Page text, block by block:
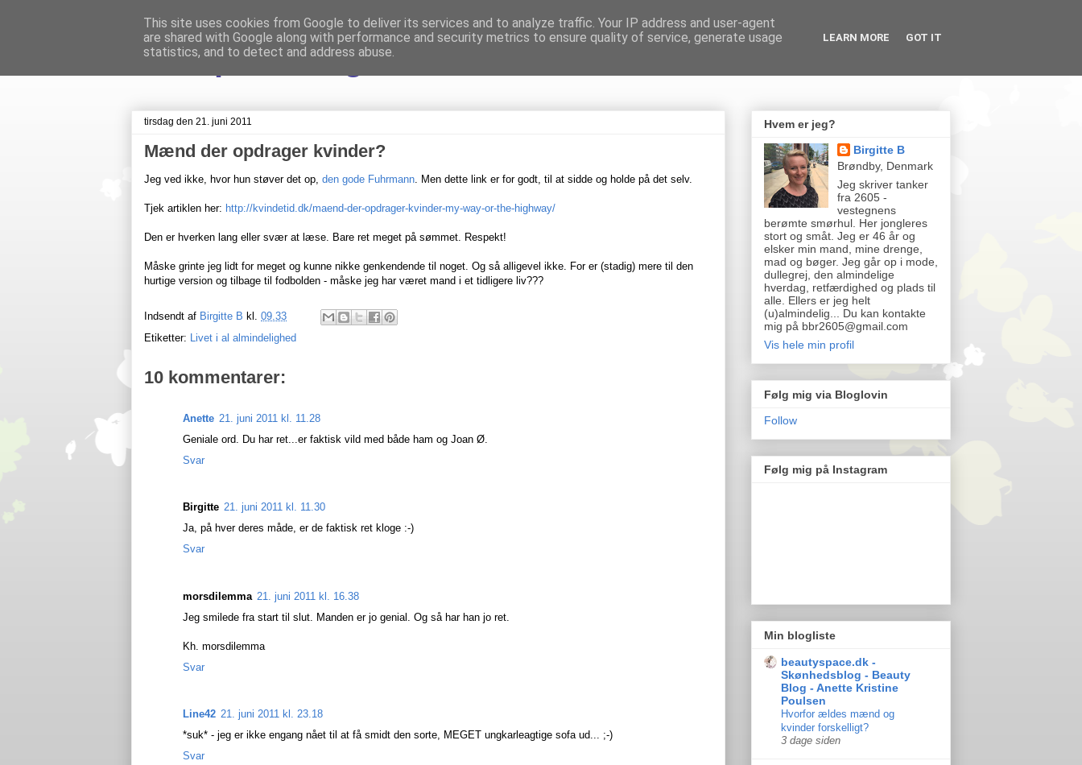
Livet på Vestegnen
tirsdag den 21. juni 2011
Mænd der opdrager kvinder?
Jeg ved ikke, hvor hun støver det op, den gode Fuhrmann. Men dette link er for godt, til at sidde og holde på det selv.
Tjek artiklen her: http://kvindetid.dk/maend-der-opdrager-kvinder-my-way-or-the-highway/
Den er hverken lang eller svær at læse. Bare ret meget på sømmet. Respekt!
Måske grinte jeg lidt for meget og kunne nikke genkendende til noget. Og så alligevel ikke. For er (stadig) mere til den
hurtige version og tilbage til fodbolden - måske jeg har været mand i et tidligere liv???
Indsendt af Birgitte B kl. 09.33
Etiketter: Livet i al almindelighed
10 kommentarer:
Anette 21. juni 2011 kl. 11.28
Geniale ord. Du har ret...er faktisk vild med både ham og Joan Ø.
Svar
Birgitte 21. juni 2011 kl. 11.30
Ja, på hver deres måde, er de faktisk ret kloge :-)
Svar
morsdilemma 21. juni 2011 kl. 16.38
Jeg smilede fra start til slut. Manden er jo genial. Og så har han jo ret.
Kh. morsdilemma
Svar
Line42 21. juni 2011 kl. 23.18
*suk* - jeg er ikke engang nået til at få smidt den sorte, MEGET ungkarleagtige sofa ud... ;-)
Svar
Hvem er jeg?
Birgitte B
Brøndby, Denmark
Jeg skriver tanker
fra 2605 -
vestegnens
berømte smørhul. Her jongleres
stort og småt. Jeg er 46 år og
elsker min mand, mine drenge,
mad og bøger. Jeg går op i mode,
dullegrej, den almindelige
hverdag, retfærdighed og plads til
alle. Ellers er jeg helt
(u)almindelig... Du kan kontakte
mig på bbr2605@gmail.com
Vis hele min profil
Følg mig via Bloglovin
Follow
Følg mig på Instagram
Min blogliste
beautyspace.dk -
Skønhedsblog - Beauty
Blog - Anette Kristine
Poulsen
Hvorfor ældes mænd og
kvinder forskelligt?
3 dage siden
This site uses cookies from Google to deliver its services and to analyze traffic. Your IP address and user-agent
are shared with Google along with performance and security metrics to ensure quality of service, generate usage
statistics, and to detect and address abuse.
LEARN MORE GOT IT